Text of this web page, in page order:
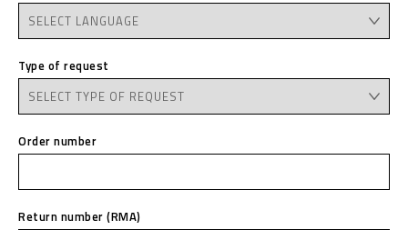
Type of request
Order number
Return number (RMA)